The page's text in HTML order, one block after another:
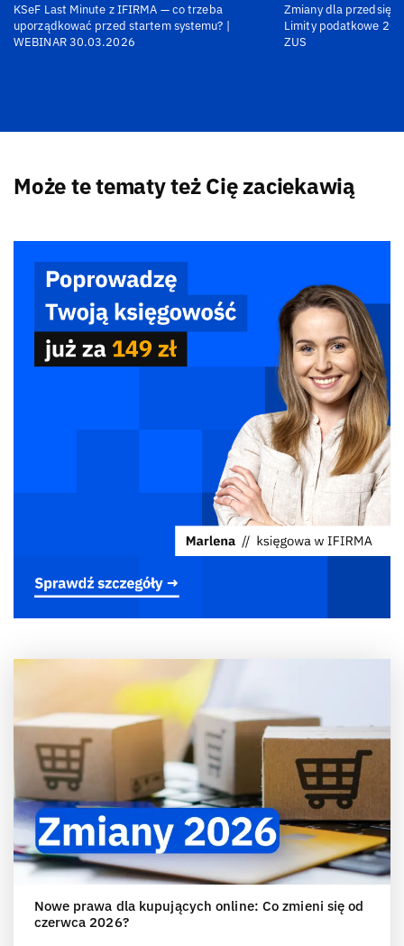
KSeF Last Minute z IFIRMA — co trzeba
uporządkować przed startem systemu? |
WEBINAR 30.03.2026
Zmiany dla
Limity podatkowe
ZUS
Może te tematy też Cię zaciekawią
Nowe prawa dla kupujących online: Co zmieni się od
czerwca 2026?